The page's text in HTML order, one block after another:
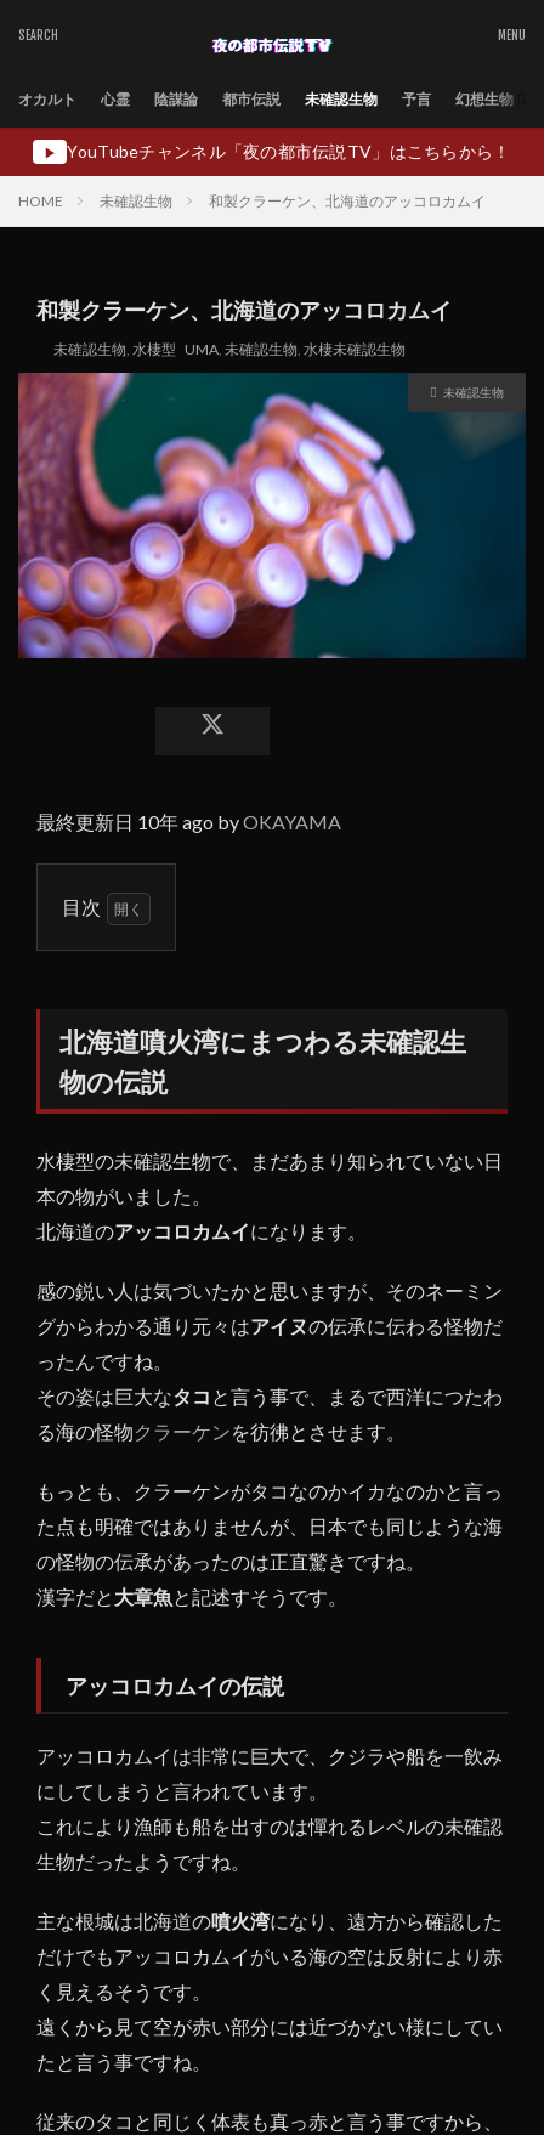
オカルト 心霊 陰謀論 都市伝説 未確認生物 予言 幻想生物
▶ YouTubeチャンネル「夜の都市伝説TV」はこちらから！
HOME 未確認生物 和製クラーケン、北海道のアッコロカムイ
和製クラーケン、北海道のアッコロカムイ
未確認生物, 水棲型 UMA, 未確認生物, 水棲未確認生物
未確認生物
最終更新日 10年 ago byOKAYAMA
目次
火湾
にま
つわ
る未
生物
の伝
アッ
カム
イの
伝説
1.2
道の
海ま
る怪
物伝
北海道噴火湾にまつわる未確認生
物の伝説
水棲型の未確認生物で、まだあまり知られていない日
本の物がいました。
北海道のアッコロカムイになります。
感の鋭い人は気づいたかと思いますが、そのネーミン
グからわかる通り元々はアイヌの伝承に伝わる怪物だ
ったんですね。
その姿は巨大なタコ と言う事で、まるで西洋につたわ
る海の怪物クラーケンを彷彿とさせます。
もっとも、クラーケンがタコなのかイカなのかと言っ
た点も明確ではありませんが、日本でも同じような海
の怪物の伝承があったのは正直驚きですね。
漢字だと 大章魚と記述すそうです。
アッコロカムイの伝説
アッコロカムイは非常に巨大で、クジラや船を一飲み
にしてしまうと言われています。
これにより漁師も船を出すのは憚れるレベルの未確認
生物だったようですね。
主な根城は北海道の噴火湾になり、遠方から確認した
だけでもアッコロカムイがいる海の空は反射により赤
く見えるそうです。
遠くから見て空が赤い部分には近づかない様にしてい
たと言う事ですね。
従来のタコと同じく体表も真っ赤と言う事ですから、